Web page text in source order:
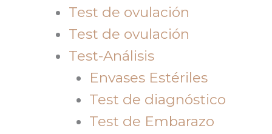
Test de ovulación
Test de ovulación
Test-Análisis
Envases Estériles
Test de diagnóstico
Test de Embarazo